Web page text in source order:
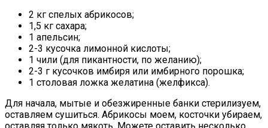
2 кг спелых абрикосов;
1,5 кг сахара;
1 апельсин;
2-3 кусочка лимонной кислоты;
1 чили (для пикантности, по желанию);
2-3 г кусочков имбиря или имбирного порошка;
1 столовая ложка желатина (желфикса).
Для начала, мытые и обезжиренные банки стерилизуем,
оставляем сушиться. Абрикосы моем, косточки убираем,